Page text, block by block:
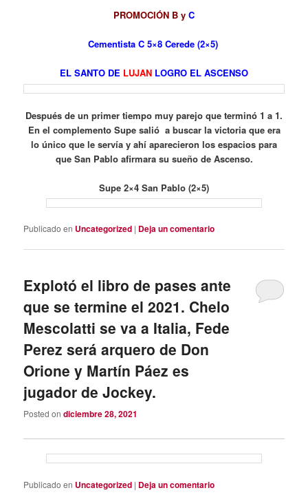
PROMOCIÓN B y C
Cementista C 5×8 Cerede (2×5)
EL SANTO DE LUJAN LOGRO EL ASCENSO
Después de un primer tiempo muy parejo que terminó 1 a 1.
En el complemento Supe salió a buscar la victoria que era
lo único que le servía y ahí aparecieron los espacios para
que San Pablo afirmara su sueño de Ascenso.
Supe 2×4 San Pablo (2×5)
Publicado en Uncategorized | Deja un comentario
Explotó el libro de pases ante
que se termine el 2021. Chelo
Mescolatti se va a Italia, Fede
Perez será arquero de Don
Orione y Martín Páez es
jugador de Jockey.
Posted ondiciembre 28, 2021
Publicado en Uncategorized | Deja un comentario